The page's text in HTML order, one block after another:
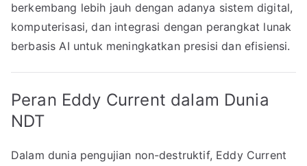
berkembang lebih jauh dengan adanya sistem digital,
komputerisasi, dan integrasi dengan perangkat lunak
berbasis AI untuk meningkatkan presisi dan efisiensi.
Peran Eddy Current dalam Dunia
NDT
Dalam dunia pengujian non-destruktif, Eddy Current